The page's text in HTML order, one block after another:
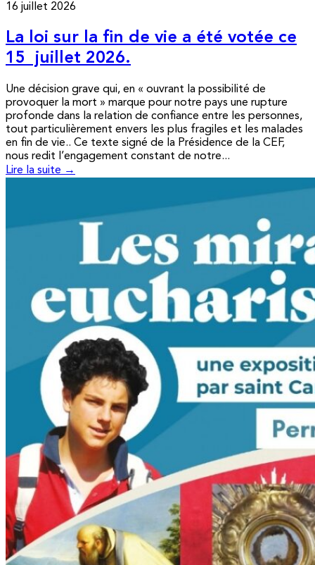
16 juillet 2026
La loi sur la fin de vie a été votée ce
15 juillet 2026.
Une décision grave qui, en « ouvrant la possibilité de
provoquer la mort » marque pour notre pays une rupture
profonde dans la relation de confiance entre les personnes,
tout particulièrement envers les plus fragiles et les malades
en fin de vie.. Ce texte signé de la Présidence de la CEF,
nous redit l’engagement constant de notre...
Lire la suite →